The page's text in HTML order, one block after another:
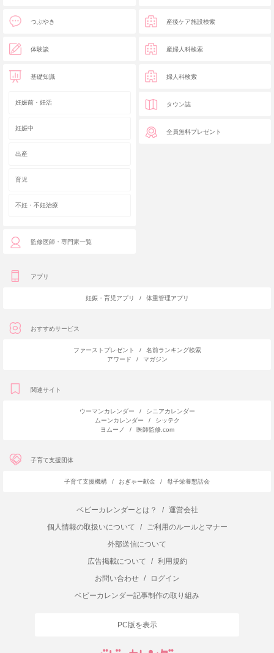
つぶやき
体験談
基礎知識
妊娠前・妊活
妊娠中
出産
育児
不妊・不妊治療
監修医師・専門家一覧
産後ケア施設検索
産婦人科検索
婦人科検索
タウン誌
全員無料プレゼント
アプリ
妊娠・育児アプリ / 体重管理アプリ
おすすめサービス
ファーストプレゼント /
名前ランキング検索
アワード
/ マガジン
関連サイト
ウーマンカレンダー /
シニアカレンダー
ムーンカレンダー
/
シッテク
ヨムーノ
/ 医師監修.com
子育て支援団体
子育て支援機構 / おぎゃー献金 / 母子栄養懇話会
ベビーカレンダーとは？ /
運営会社
個人情報の取扱いについて
/
ご利用のルールとマナー
外部送信について
広告掲載について
/
利用規約
お問い合わせ
/
ログイン
ベビーカレンダー記事制作の取り組み
PC版を表示